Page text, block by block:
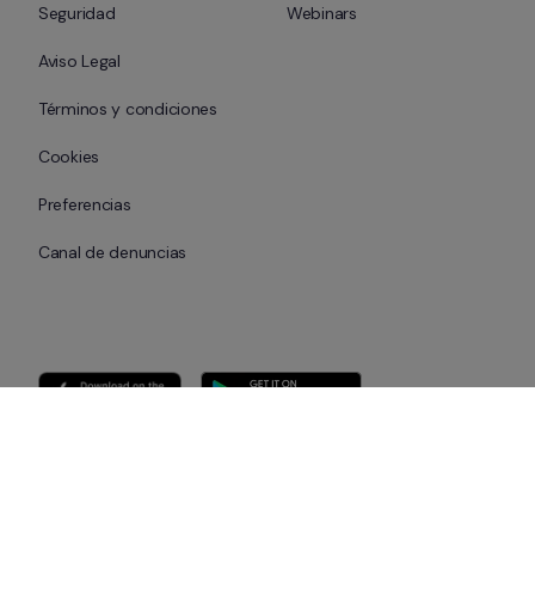
Seguridad
Aviso Legal
Términos y condiciones
Cookies
Preferencias
Canal de denuncias
Webinars